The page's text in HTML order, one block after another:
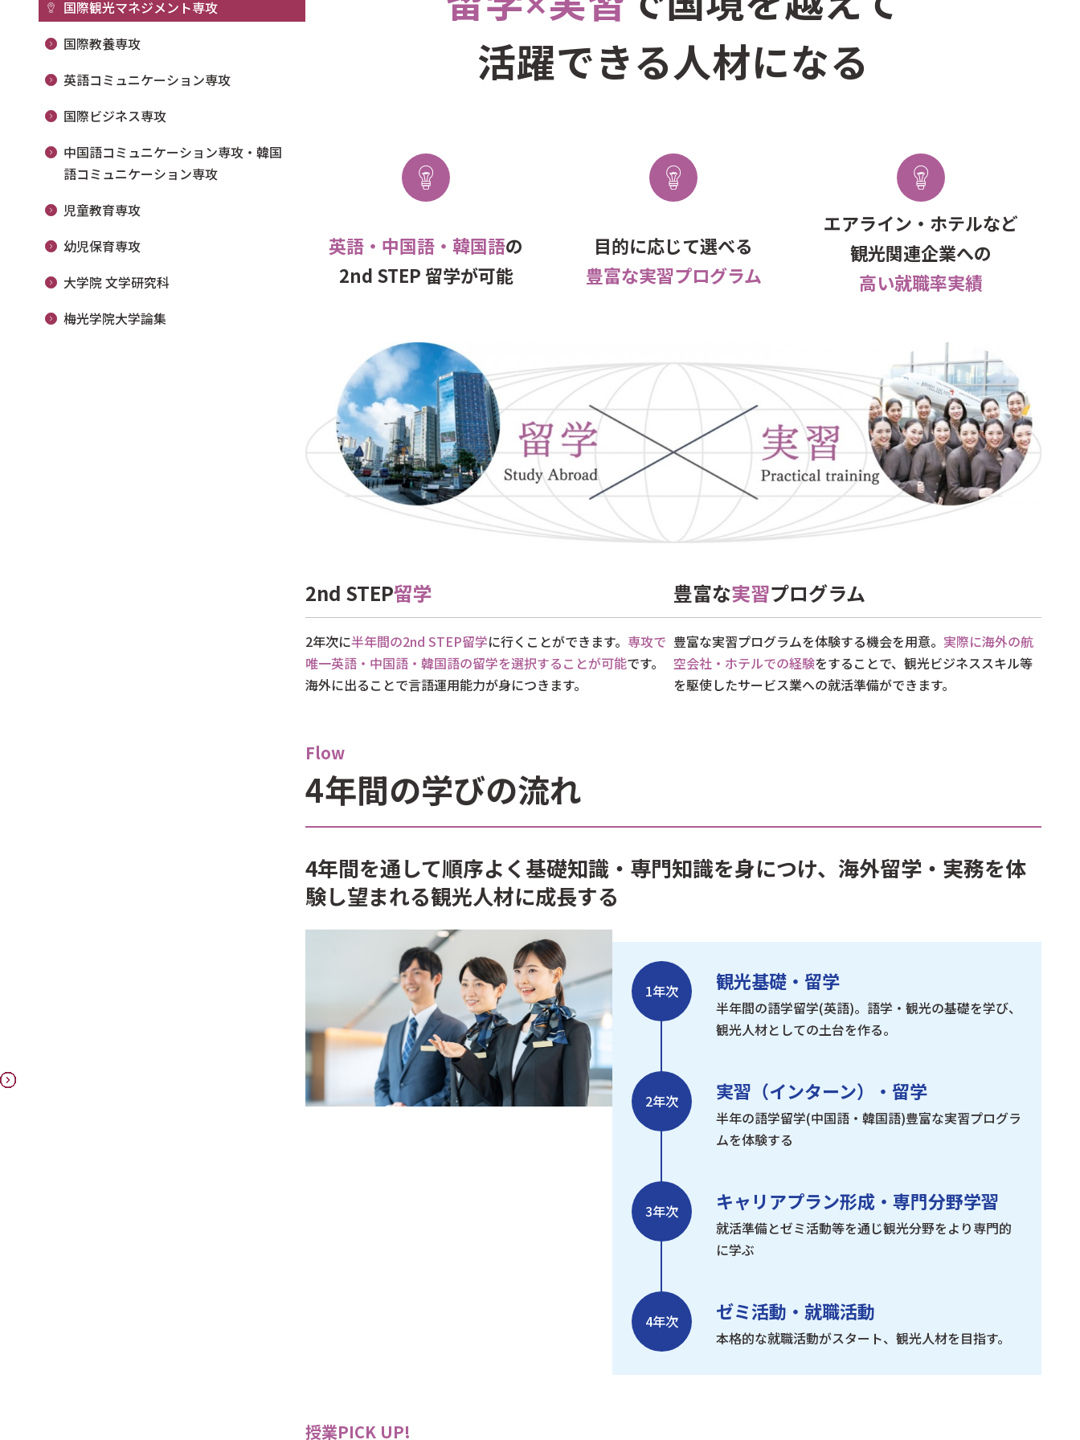
国際観光マネジメント専攻
国際教養専攻
英語コミュニケーション専攻
国際ビジネス専攻
中国語コミュニケーション専攻・韓国
語コミュニケーション専攻
児童教育専攻
幼児保育専攻
大学院 文学研究科
梅光学院大学論集
活躍できる人材になる
英語・中国語・韓国語の
2nd STEP 留学が可能
目的に応じて選べる
豊富な実習プログラム
エアライン・ホテルなど
観光関連企業への
高い就職率実績
2nd STEP留学
2年次に半年間の2nd STEP留学に行くことができます。 専攻で
唯一英語・中国語・韓国語の留学を選択することが可能です。
海外に出ることで言語運用能力が身につきます。
豊富な実習プログラム
豊富な実習プログラムを体験する機会を用意。 実際に海外の航
空会社・ホテルでの経験をすることで、観光ビジネススキル等
を駆使したサービス業への就活準備ができます。
Flow
4年間の学びの流れ
4年間を通して順序よく基礎知識・専門知識を身につけ、海外留学・実務を体
験し望まれる観光人材に成長する
1年次 観光基礎・留学
半年間の語学留学(英語)。語学・観光の基礎を学び、
観光人材としての土台を作る。
2年次 実習（インターン）・留学
半年の語学留学(中国語・韓国語)豊富な実習プログラ
ムを体験する
3年次 キャリアプラン形成・専門分野学習
就活準備とゼミ活動等を通じ観光分野をより専門的
に学ぶ
4年次 ゼミ活動・就職活動
本格的な就職活動がスタート、観光人材を目指す。
授業PICK UP!